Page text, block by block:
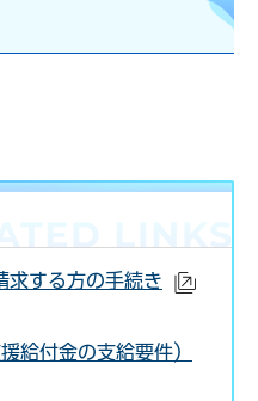
求する方の手続き
給付金の支給要件）